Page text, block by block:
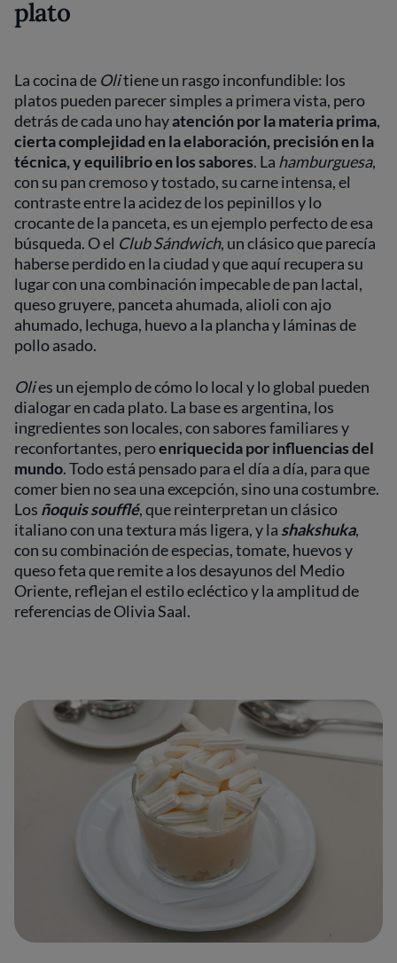
plato
La cocina de Olitiene un rasgo inconfundible: los
platos pueden parecer simples a primera vista, pero
detrás de cada uno hayatención por la materia prima,
cierta complejidad en la elaboración, precisión en la
técnica, y equilibrio en los sabores. La hamburguesa,
con su pan cremoso y tostado, su carne intensa, el
contraste entre la acidez de los pepinillos y lo
crocante de la panceta, es un ejemplo perfecto de esa
búsqueda. O el Club Sándwich, un clásico que parecía
haberse perdido en la ciudad y que aquí recupera su
lugar con una combinación impecable de pan lactal,
queso gruyere, panceta ahumada, alioli con ajo
ahumado, lechuga, huevo a la plancha y láminas de
pollo asado.
Olies un ejemplo de cómo lo local y lo global pueden
dialogar en cada plato. La base es argentina, los
ingredientes son locales, con sabores familiares y
reconfortantes, peroenriquecida por influencias del
mundo. Todo está pensado para el día a día, para que
comer bien no sea una excepción, sino una costumbre.
Los ñoquis soufflé, que reinterpretan un clásico
italiano con una textura más ligera, y la shakshuka,
con su combinación de especias, tomate, huevos y
queso feta que remite a los desayunos del Medio
Oriente, reflejan el estilo ecléctico y la amplitud de
referencias de Olivia Saal.